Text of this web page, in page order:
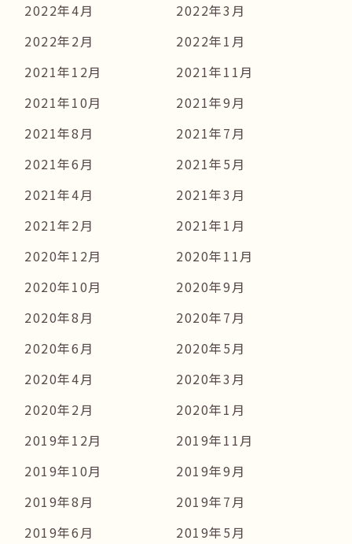
2022年4月
2022年3月
2022年2月
2022年1月
2021年12月
2021年11月
2021年10月
2021年9月
2021年8月
2021年7月
2021年6月
2021年5月
2021年4月
2021年3月
2021年2月
2021年1月
2020年12月
2020年11月
2020年10月
2020年9月
2020年8月
2020年7月
2020年6月
2020年5月
2020年4月
2020年3月
2020年2月
2020年1月
2019年12月
2019年11月
2019年10月
2019年9月
2019年8月
2019年7月
2019年6月
2019年5月